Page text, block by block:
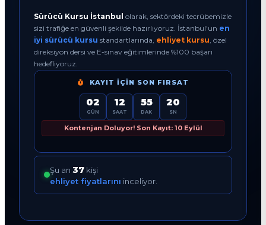
Sürücü Kursu İstanbul olarak, sektördeki tecrübemizle
sizi trafiğe en güvenli şekilde hazırlıyoruz. İstanbul'un en
iyi sürücü kursu standartlarında, ehliyet kursu , özel
direksiyon dersi ve E-sınav eğitimlerinde %100 başarı
hedefliyoruz.
KAYIT İÇIN SON FIRSAT
02
GÜN
12
SAAT
55
DAK
19
SN
Kontenjan Doluyor! Son Kayıt: 10 Eylül
Şu an 37 kişi
ehliyet fiyatlarını inceliyor.